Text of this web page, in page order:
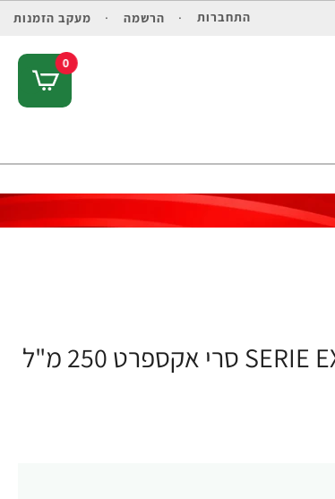
התחברות הרשמה מעקב הזמנות
0
נוטריפייר מסכה לשיער יבש SERIE EXPERT NUTRIFIER סרי אקספרט 250 מ"ל